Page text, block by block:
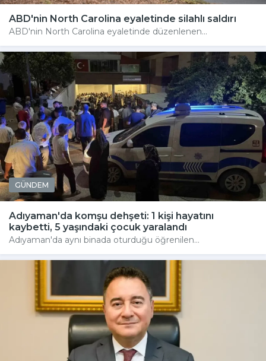
ABD'nin North Carolina eyaletinde silahlı saldırı
ABD'nin North Carolina eyaletinde düzenlenen...
GÜNDEM
Adıyaman'da komşu dehşeti: 1 kişi hayatını
kaybetti, 5 yaşındaki çocuk yaralandı
Adıyaman'da aynı binada oturduğu öğrenilen...